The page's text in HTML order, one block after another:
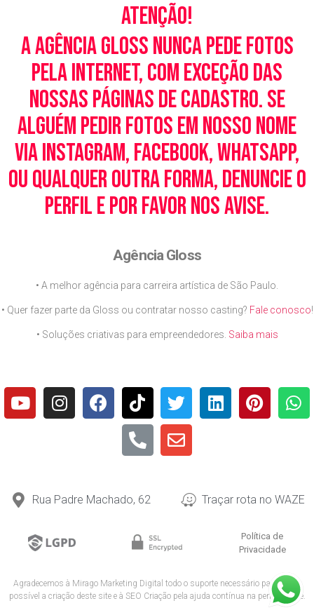
Atenção!
A Agência Gloss nunca pede fotos
pela Internet, com exceção das
nossas páginas de cadastro. Se
alguém pedir fotos em nosso nome
via Instagram, Facebook, WhatsApp,
ou qualquer outra forma, denuncie o
perfil e por favor nos avise.
Agência Gloss
• A melhor agência para carreira artística de São Paulo.
• Quer fazer parte da Gloss ou contratar nosso casting? Fale conosco!
• Soluções criativas para empreendedores. Saiba mais
Rua Padre Machado, 62 Traçar rota no WAZE
Política de
Privacidade
Agradecemos à Mirago Marketing Digital todo o suporte necessário para tornar
possível a criação deste site e à SEO Criaçãopela ajuda contínua na performance.